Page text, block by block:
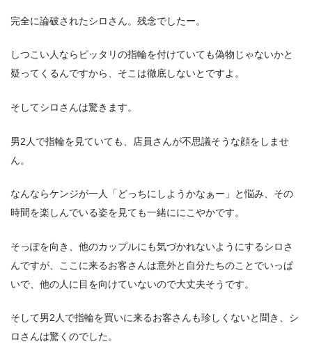
完全に論破されたシロさん。残念でしたー。
しつこい人ならピッタリの指輪を付けていても偽物じゃないかと
疑ってくるんですから、そこは徹底しないとですよ。
そしてシロさんは驚きます。
男2人で指輪を見ていても、店員さんが不思議そうな顔をしませ
ん。
なんならケンジが一人「どっちにしようかなぁー」と悩み、その
時間を楽しんでいる姿を見ても一緒ににこやかです。
そっぽを向き、他のカップルにも気づかれないようにするシロさ
んですが、ここに来るお客さんは意外と自分たちのことでいっぱ
いで、他の人に目を向けていないので大丈夫そうです。
そして男2人で指輪を買いに来るお客さんも珍しくないと聞き、シ
ロさんは驚くのでした。